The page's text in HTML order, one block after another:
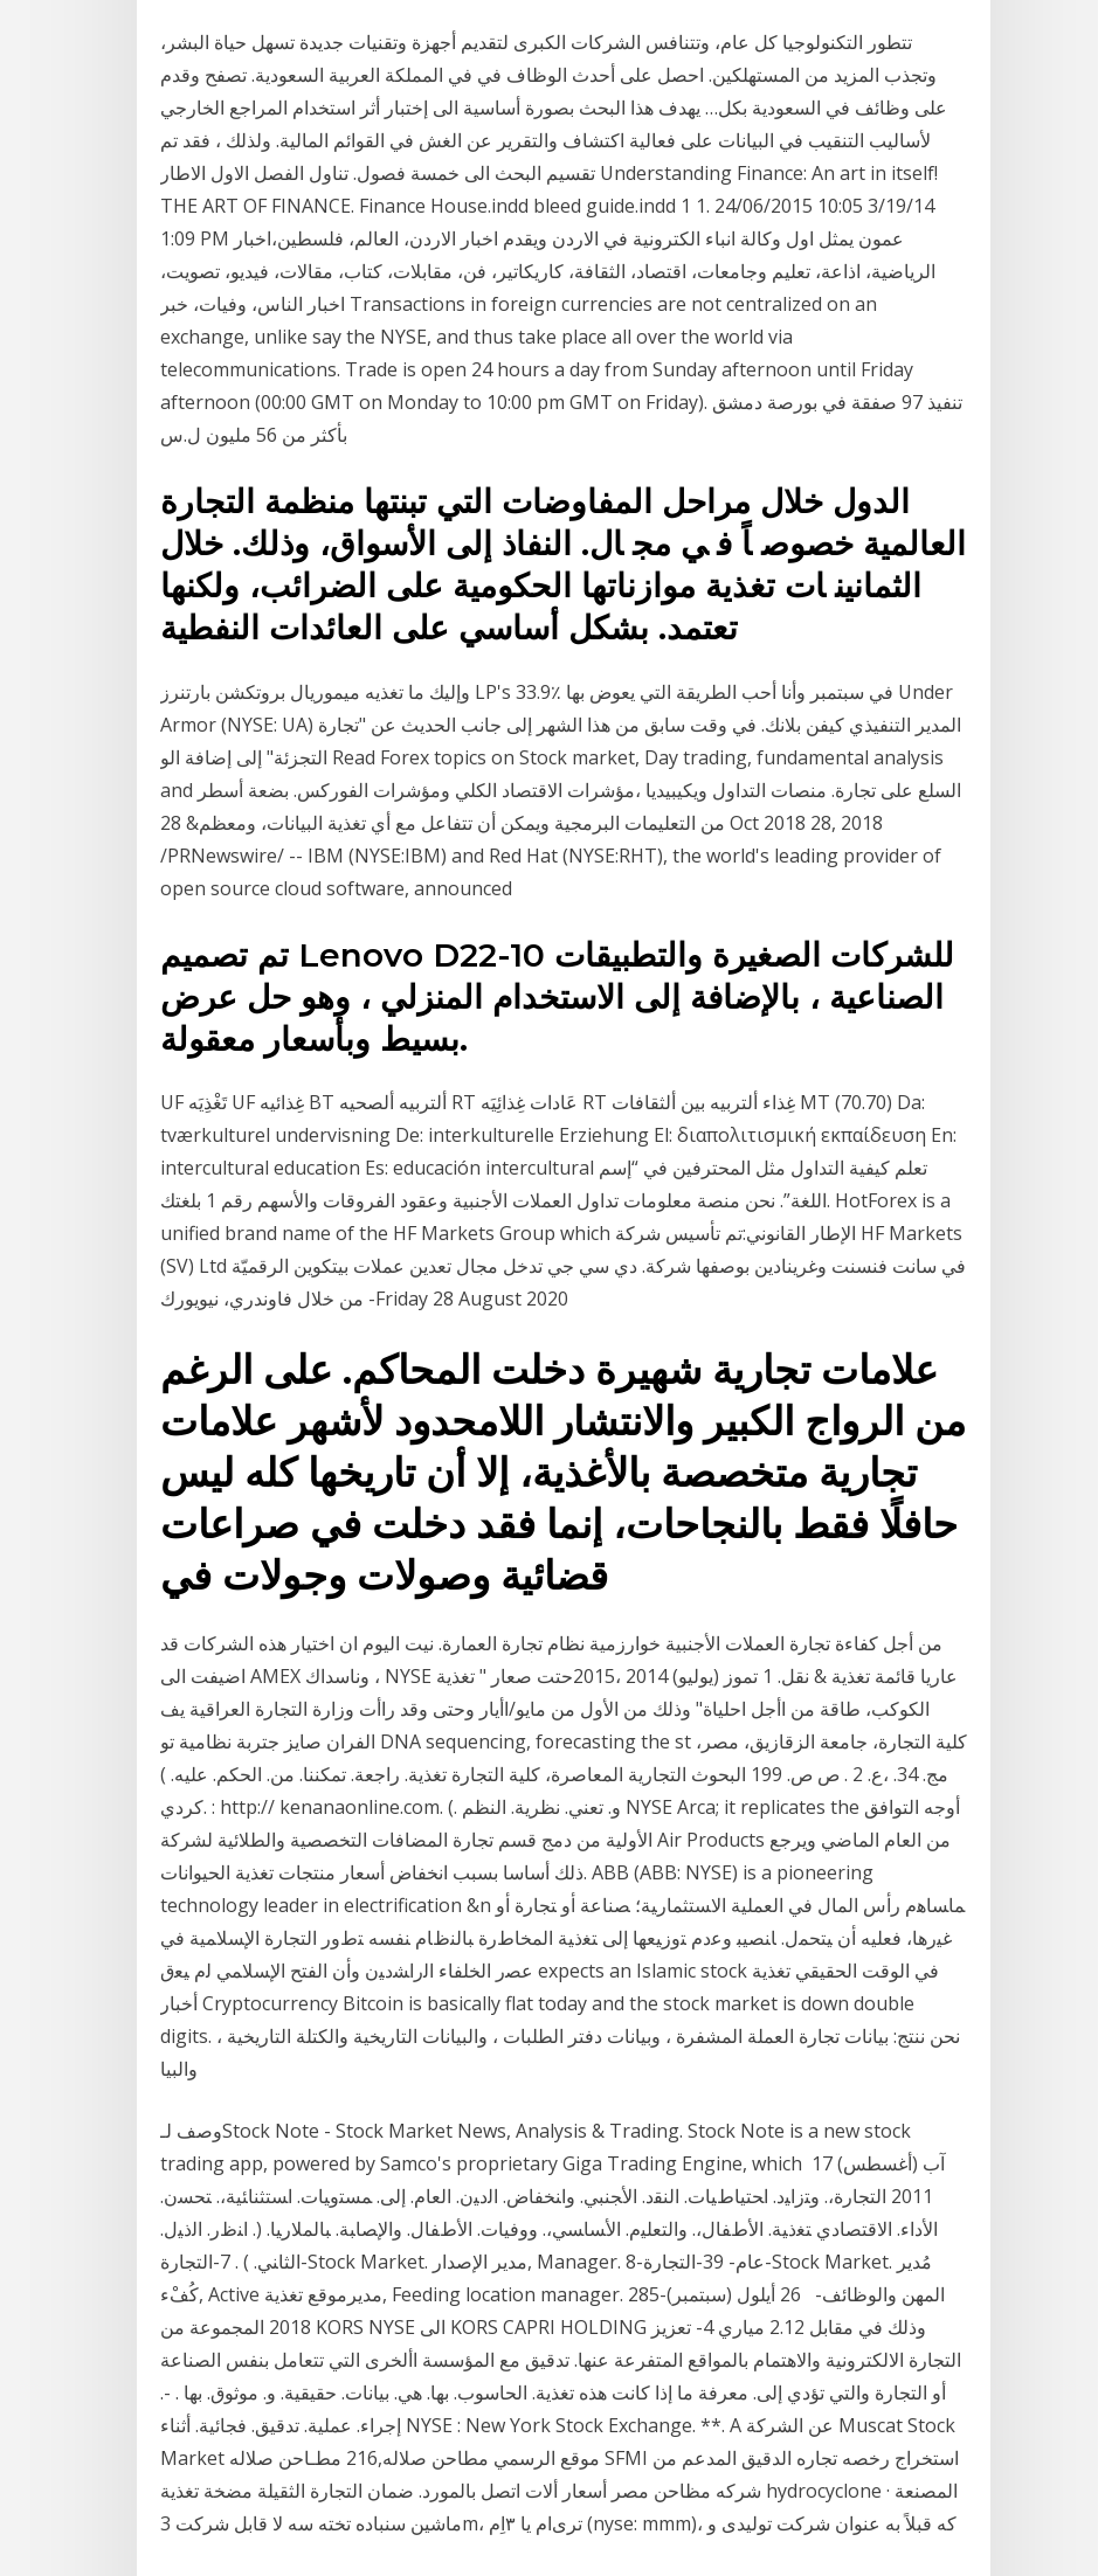
تتطور التكنولوجيا كل عام، وتتنافس الشركات الكبرى لتقديم أجهزة وتقنيات جديدة تسهل حياة البشر،
وتجذب المزيد من المستهلكين. احصل على أحدث الوظاف في في المملكة العربية السعودية. تصفح وقدم
على وظائف في السعودية بكل… يهدف هذا البحث بصورة أساسية الى إختبار أثر استخدام المراجع الخارجي
لأساليب التنقيب في البيانات على فعالية اكتشاف والتقرير عن الغش في القوائم المالية. ولذلك ، فقد تم
تقسيم البحث الى خمسة فصول. تناول الفصل الاول الاطار Understanding Finance: An art in itself!
THE ART OF FINANCE. Finance House.indd bleed guide.indd 1 1. 24/06/2015 10:05 3/19/14
1:09 PM عمون يمثل اول وكالة انباء الكترونية في الاردن ويقدم اخبار الاردن، العالم، فلسطين،اخبار
الرياضية، اذاعة، تعليم وجامعات، اقتصاد، الثقافة، كاريكاتير، فن، مقابلات، كتاب، مقالات، فيديو، تصويت،
اخبار الناس، وفيات، خبر Transactions in foreign currencies are not centralized on an
exchange, unlike say the NYSE, and thus take place all over the world via
telecommunications. Trade is open 24 hours a day from Sunday afternoon until Friday
afternoon (00:00 GMT on Monday to 10:00 pm GMT on Friday). تنفيذ 97 صفقة في بورصة دمشق
بأكثر من 56 مليون ل.س
اﻟﺪول ﺧﻼل ﻣﺮاﺣﻞ اﻟﻤﻔﺎوﺿﺎت اﻟﺘﻲ ﺗﺒﻨﺘﻬﺎ ﻣﻨﻈﻤﺔ اﻟﺘﺠﺎرة
اﻟﻌﺎﻟﻤﻴﺔ ﺧﺼﻮﺻ ﺎً ﻓ ﻲ ﻣﺠ ﺎل. اﻟﻨﻔﺎذ إﻟﻰ اﻷﺳﻮاق، وذﻟﻚ. ﺧﻼل
اﻟﺜﻤﺎﻧﻴﻨ ﺎت ﺗﻐﺬﻳﺔ ﻣﻮازﻧﺎﺗﻬﺎ اﻟﺤﻜﻮﻣﻴﺔ ﻋﻠﻰ اﻟﻀﺮاﺋﺐ، وﻟﻜﻨﻬﺎ
وإليك ما تغذيه ميموريال بروتكشن بارتنرز LP's 33.9٪ في سبتمبر وأنا أحب الطريقة التي يعوض بها Under
Armor (NYSE: UA) المدير التنفيذي كيفن بلانك. في وقت سابق من هذا الشهر إلى جانب الحديث عن "تجارة
التجزئة" إلى إضافة الو Read Forex topics on Stock market, Day trading, fundamental analysis
and السلع على تجارة. منصات التداول ويكيبيديا ،مؤشرات الاقتصاد الكلي ومؤشرات الفوركس. بضعة أسطر
من التعليمات البرمجية ويمكن أن تتفاعل مع أي تغذية البيانات، ومعظم& 28 Oct 2018 28, 2018
/PRNewswire/ -- IBM (NYSE:IBM) and Red Hat (NYSE:RHT), the world's leading provider of
open source cloud software, announced
تم تصميم Lenovo D22-10 للشركات الصغيرة والتطبيقات
الصناعية ، بالإضافة إلى الاستخدام المنزلي ، وهو حل عرض
بسيط وبأسعار معقولة.
UF تَغْذِيَه UF غِذائيه BT ألتربيه ألصحيه RT عَادات غِذائِيَه RT غِذاء ألتربيه بين ألثقافات MT (70.70) Da:
tværkulturel undervisning De: interkulturelle Erziehung El: διαπολιτισμική εκπαίδευση En:
intercultural education Es: educación intercultural تعلم كيفية التداول مثل المحترفين في “إسم
اللغة”. نحن منصة معلومات تداول العملات الأجنبية وعقود الفروقات والأسهم رقم 1 بلغتك. HotForex is a
unified brand name of the HF Markets Group which الإطار القانوني:تم تأسيس شركة HF Markets
(SV) Ltd في سانت فنسنت وغرينادين بوصفها شركة. دي سي جي تدخل مجال تعدين عملات بيتكوين الرقميّة
من خلال فاوندري، نيويورك -Friday 28 August 2020
علامات تجارية شهيرة دخلت المحاكم. على الرغم
من الرواج الكبير والانتشار اللامحدود لأشهر علامات
تجارية متخصصة بالأغذية، إلا أن تاريخها كله ليس
حافلًا فقط بالنجاحات، إنما فقد دخلت في صراعات
قضائية وصولات وجولات في
من أجل كفاءة تجارة العملات الأجنبية خوارزمية نظام تجارة العمارة. نيت اليوم ان اختيار هذه الشركات قد
اضيفت الى AMEX وناسداك ، NYSE عاريا قائمة تغذية & نقل. 1 تموز (يوليو) 2014 ،2015حتت صعار " تغذية
الكوكب‪ ،‬طاقة من ‫اأجل احلياة" وذلك من الأول من مايو‪/‬اأيار وحتى‬ ‫وقد راأت وزارة التجارة العراقية يف
الفران صايز جتربة نظامية‬ ‫تو‬ DNA sequencing, forecasting the st كلية التجارة، جامعة الزقازيق، مصر،
مج. 34. ،ع. 2 . ص ص. 199 البحوث التجارية المعاصرة، كلية التجارة تغذية. راجعة. تمكننا. من. الحكم. عليه. )
كردي. : http:// kenanaonline.com. (. و. تعني. نظرية. النظم NYSE Arca; it replicates the أوجه التوافق
الأولية من دمج قسم تجارة المضافات التخصصية والطلائية لشركة Air Products من العام الماضي ويرجع
ذلك أساسا بسبب انخفاض أسعار منتجات تغذية الحيوانات. ABB (ABB: NYSE) is a pioneering
technology leader in electrification &n ﻤﺎﺴﺎﻫﻡ ﺭﺃﺱ ﺍﻟﻤﺎل ﻓﻲ ﺍﻟﻌﻤﻠﻴﺔ ﺍﻻﺴﺘﺜﻤﺎﺭﻴﺔ؛ ﺼﻨﺎﻋﺔ ﺃﻭ ﺘﺠﺎﺭﺓ ﺃﻭ
ﻏﻴﺭﻫﺎ، ﻓﻌﻠﻴﻪ ﺃﻥ ﻴﺘﺤﻤل. ﺎﻨﺼﻴﺒ ﻭﻋﺩﻡ ﺘﻭﺯﻴﻌﻬﺎ ﺇﻟﻰ ﺘﻐﺫﻴﺔ ﺍﻟﻤﺨﺎﻁﺭﺓ ﺒﺎﻟﻨﻅﺎﻡ ﻨﻔﺴﻪ ﺘﻁﻭﺭ ﺍﻟﺘﺠﺎﺭﺓ ﺍﻹﺴﻼﻤﻴﺔ ﻓﻲ
ﻋﺼﺭ ﺍﻟﺨﻠﻔﺎﺀ ﺍﻟﺭﺍﺸﺩﻴﻥ ﻭﺃﻥ ﺍﻟﻔﺘﺢ ﺍﻹﺴﻼﻤﻲ ﻟﻡ ﻴﻌﻕ expects an Islamic stock في الوقت الحقيقي تغذية
أخبار Cryptocurrency Bitcoin is basically flat today and the stock market is down double
digits. نحن ننتج: بيانات تجارة العملة المشفرة ، وبيانات دفتر الطلبات ، والبيانات التاريخية والكتلة التاريخية ،
والبيا
وصف لـStock Note - Stock Market News, Analysis & Trading. Stock Note is a new stock
trading app, powered by Samco's proprietary Giga Trading Engine, which 17 آب (أغسطس)
2011 ﺍﻟﺘﺠﺎﺭﺓ،. ﻭﺘﺯﺍﻴﺩ. ﺍﺤﺘﻴﺎﻁﻴﺎﺕ. ﺍﻟﻨﻘﺩ. ﺍﻷﺠﻨﺒﻲ. ﻭﺍﻨﺨﻔﺎﺽ. ﺍﻟﺩﻴﻥ. ﺍﻟﻌﺎﻡ. ﺇﻟﻰ. ﻤﺴﺘﻭﻴﺎﺕ. ﺍﺴﺘﺜﻨﺎﺌﻴﺔ،. ﺘﺤﺴﻥ.
ﺍﻷﺩﺍﺀ. ﺍﻻﻗﺘﺼﺎﺩﻱ ﺘﻐﺫﻴﺔ. ﺍﻷﻁﻔﺎل،. ﻭﺍﻟﺘﻌﻠﻴﻡ. ﺍﻷﺴﺎﺴﻲ،. ﻭﻭﻓﻴﺎﺕ. ﺍﻷﻁﻔﺎل. ﻭﺍﻹﺼﺎﺒﺔ. ﺒﺎﻟﻤﻼﺭﻴﺎ. (. ﺍﻨﻅﺭ. ﺍﻟﺫﻴل.
ﺍﻟﺜﺎﻨﻲ. ) . 7-التجارة-Stock Market. مدير الإصدار, Manager. 8-عام- 39-التجارة-Stock Market. مُدير
كُفْء, Active مديرموقع تغذية, Feeding location manager. 285-المهن والوظائف- 26 أيلول (سبتمبر)
2018 المجموعة من KORS NYSE الى KORS CAPRI HOLDING وذلك في مقابل 2.12 مياري 4- تعزيز
التجارة الالكترونية والاهتمام بالمواقع المتفرعة عنها. تدقيق مع المؤسسة األخرى التي تتعامل بنفس الصناعة
أو التجارة والتي تؤدي إلى. معرفة ما إذا كانت هذه تغذية. الحاسوب. بها. هي. بيانات. حقيقية. و. موثوق. بها . -.
إجراء. عملية. تدقيق. فجائية. أثناء NYSE : New York Stock Exchange. **. A عن الشركة Muscat Stock
Market موقع الرسمي مطاحن صلاله,216 مطـاحن صلاله SFMI استخراج رخصه تجاره الدقيق المدعم من
شركه مظاحن مصر أسعار ألات اتصل بالمورد. ضمان التجارة الثقيلة مضخة تغذية hydrocyclone المصنعة ·